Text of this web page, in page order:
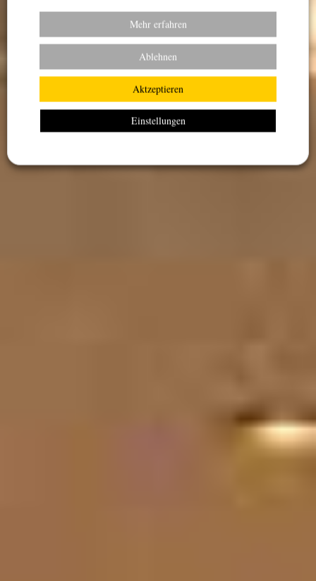
Im Mittelpunkt Stehen Der Mensch,
Die Natur Und Das Handwerk.
Mehr erfahren
Ablehnen
Aktzeptieren
Einstellungen